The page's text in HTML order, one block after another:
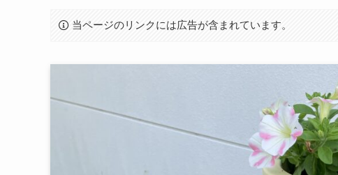
当ページのリンクには広告が含まれています。